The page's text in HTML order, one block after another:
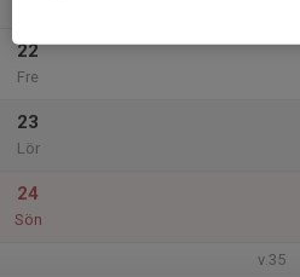
22
Fre
23
Lör
24
Sön
v.35